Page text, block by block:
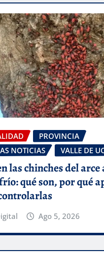
PROVINCIA
NOTICIAS
VALLE DE
las chinches del
qué son, por qué
Ago 5, 2026